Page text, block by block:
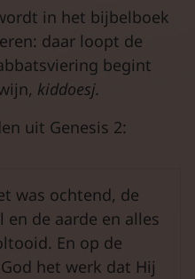
in het bijbelboek
daar loopt de
begint
kiddoesj.
uit Genesis 2:
was ochtend, de
en de aarde en alles
En op de
het werk dat Hij